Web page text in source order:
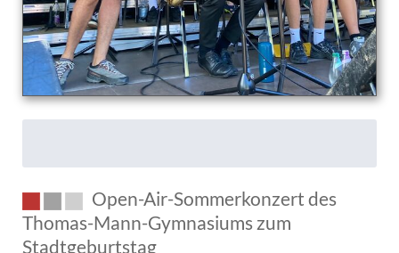
Open-Air-Sommerkonzert des
Thomas-Mann-Gymnasiums zum
Stadtgeburtstag